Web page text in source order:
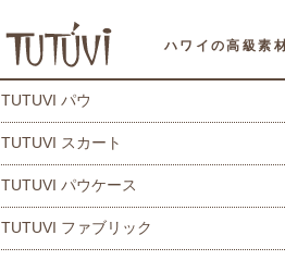
ハワイの高級素
TUTUVI パウ
TUTUVI スカート
TUTUVI パウケース
TUTUVI ファブリック